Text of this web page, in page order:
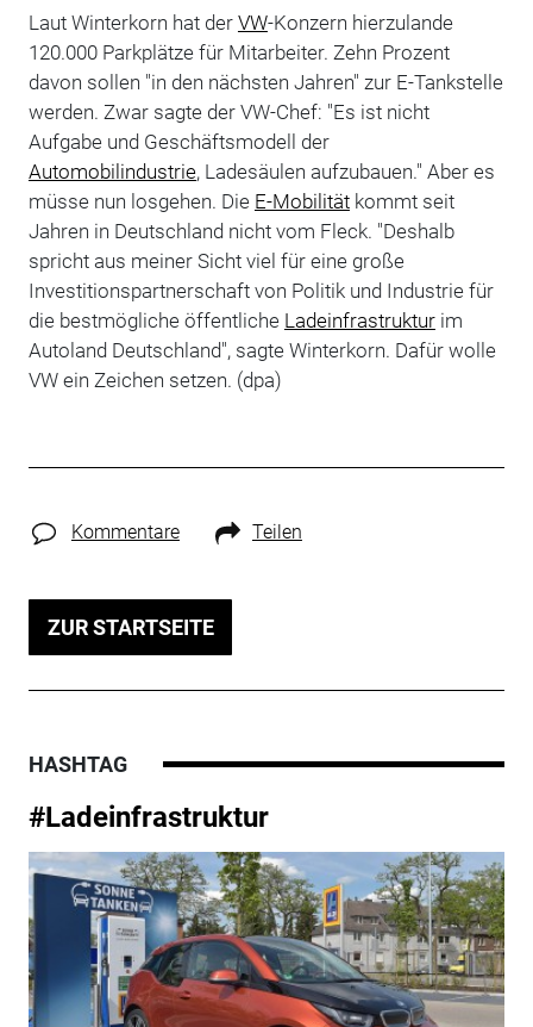
Laut Winterkorn hat der VW-Konzern hierzulande
120.000 Parkplätze für Mitarbeiter. Zehn Prozent
davon sollen "in den nächsten Jahren" zur E-Tankstelle
werden. Zwar sagte der VW-Chef: "Es ist nicht
Aufgabe und Geschäftsmodell der
Automobilindustrie, Ladesäulen aufzubauen." Aber es
müsse nun losgehen. Die E-Mobilitätkommt seit
Jahren in Deutschland nicht vom Fleck. "Deshalb
spricht aus meiner Sicht viel für eine große
Investitionspartnerschaft von Politik und Industrie für
die bestmögliche öffentliche Ladeinfrastrukturim
Autoland Deutschland", sagte Winterkorn. Dafür wolle
VW ein Zeichen setzen. (dpa)
Kommentare Teilen
ZUR STARTSEITE
HASHTAG
#Ladeinfrastruktur